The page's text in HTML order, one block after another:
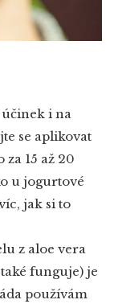
i na
se aplikovat
15 až 20
u jogurtové
jak si to
z aloe vera
funguje) je
používám